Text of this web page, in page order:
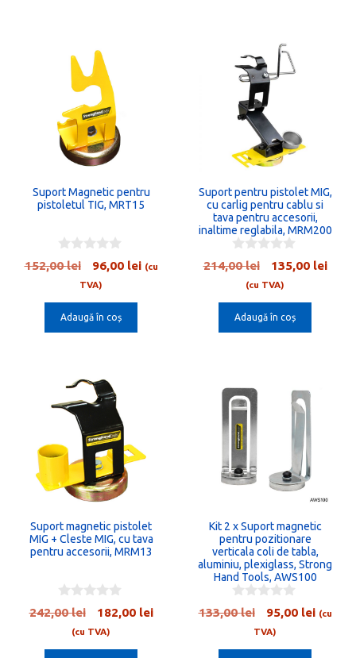
Suport Magnetic pentru
pistoletul TIG, MRT15
0
o
f
5
152,00lei
Prețul
inițial
a
fost:
96,00 leiPrețul
(cu
TVA)
Adaugă în coș
Suport pentru pistolet MIG,
cu carlig pentru cablu si
tava pentru accesorii,
inaltime reglabila, MRM200
0
o
f
5
214,00lei
Prețul
inițial
a
fost:
135,00 lei
(cu TVA)
Adaugă în coș
Suport magnetic pistolet
MIG + Cleste MIG, cu tava
pentru accesorii, MRM13
0
o
242,00lei
Prețul
inițial
a
182,00 leiPrețul
(cu TVA)
Kit 2 x Suport magnetic
pentru pozitionare
verticala coli de tabla,
aluminiu, plexiglass, Strong
Hand Tools, AWS100
0
o
133,00lei
Prețul
inițial
a
95,00 leiPrețul
(cu
TVA)